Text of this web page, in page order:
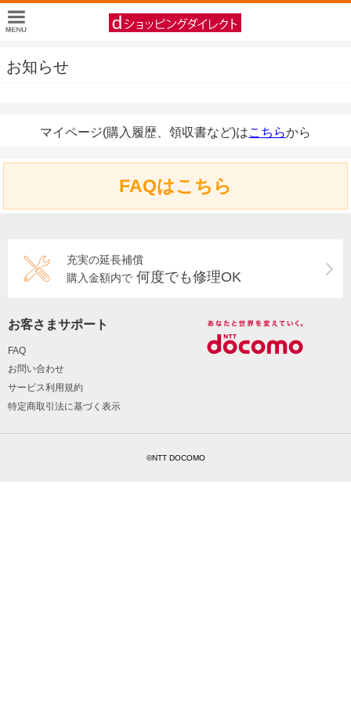
お知らせ
マイページ(購入履歴、領収書など)はこちらから
FAQはこちら
充実の延長補償
購入金額内で 何度でも修理OK
お客さまサポート
FAQ
お問い合わせ
サービス利用規約
特定商取引法に基づく表示
©NTT DOCOMO